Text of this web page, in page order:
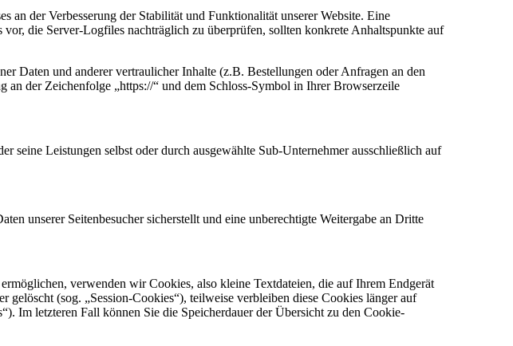
der Verbesserung der Stabilität und Funktionalität unserer Website. Eine
die Server-Logfiles nachträglich zu überprüfen, sollten konkrete Anhaltspunkte auf
Daten und anderer vertraulicher Inhalte (z.B. Bestellungen oder Anfragen an den
der Zeichenfolge „https://“ und dem Schloss-Symbol in Ihrer Browserzeile
seine Leistungen selbst oder durch ausgewählte Sub-Unternehmer ausschließlich auf
unserer Seitenbesucher sicherstellt und eine unberechtigte Weitergabe an Dritte
verwenden wir Cookies, also kleine Textdateien, die auf Ihrem Endgerät
(sog. „Session-Cookies“), teilweise verbleiben diese Cookies länger auf
Im letzteren Fall können Sie die Speicherdauer der Übersicht zu den Cookie-